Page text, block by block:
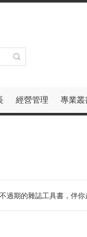
經營管理 專業叢
期的雜誌工具書，伴你